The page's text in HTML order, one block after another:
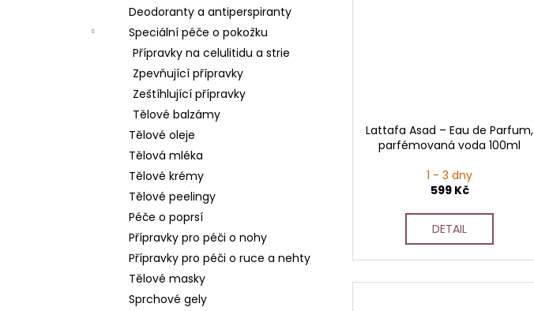
Deodoranty a antiperspiranty
Speciální péče o pokožku
Přípravky na celulitidu a strie
Zpevňující přípravky
Zeštíhlující přípravky
Tělové balzámy
Tělové oleje
Tělová mléka
Tělové krémy
Tělové peelingy
Péče o poprsí
Přípravky pro péči o nohy
Přípravky pro péči o ruce a nehty
Tělové masky
Sprchové gely
Lattafa Asad – Eau de Parfum,
parfémovaná voda 100ml
1 - 3 dny
599 Kč
DETAIL